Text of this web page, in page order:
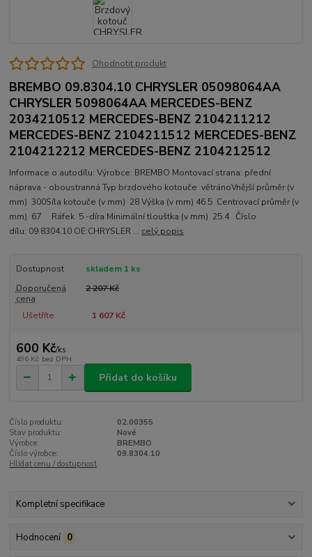
Ohodnotit produkt
BREMBO 09.8304.10 CHRYSLER 05098064AA
CHRYSLER 5098064AA MERCEDES-BENZ
2034210512 MERCEDES-BENZ 2104211212
MERCEDES-BENZ 2104211512 MERCEDES-BENZ
2104212212 MERCEDES-BENZ 2104212512
Informace o autodílu: Výrobce: BREMBO Montovací strana: přední
náprava - oboustranná Typ brzdového kotouče větránoVnější průměr (v
mm) 300Síla kotouče (v mm) 28 Výška (v mm) 46.5 Centrovací průměr (v
mm) 67 Ráfek 5 -díra Minimální tlouštka (v mm) 25.4 Číslo
dílu: 09.8304.10 OE:CHRYSLER ... celý popis
Dostupnost
skladem 1 ks
Doporučená
cena
2 207 Kč
Ušetříte 1 607 Kč
600 Kč/ks
496 Kč bez DPH
Přidat do košíku
Číslo produktu:
02.00355
Stav produktu:
Nové
Výrobce:
BREMBO
Číslo výrobce:
09.8304.10
Hlídat cenu / dostupnost
Kompletní specifikace
Hodnocení 0